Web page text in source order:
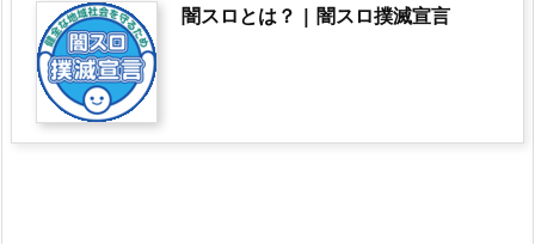
闇スロとは？ | 闇スロ撲滅宣言